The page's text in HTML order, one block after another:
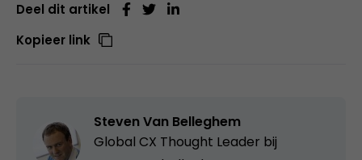
Deel dit artikel
Kopieer link
Steven Van Belleghem
Global CX Thought Leader bij